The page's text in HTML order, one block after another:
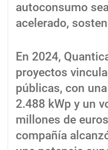
autoconsumo
acelerado,
En 2024,
proyectos
públicas, con
2.488 kWp y un
millones de
compañía